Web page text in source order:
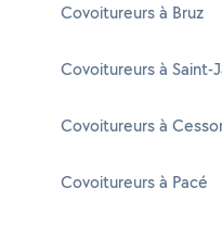
Covoitureurs à Bruz
Covoitureurs à Saint-
Covoitureurs à
Covoitureurs à Pacé